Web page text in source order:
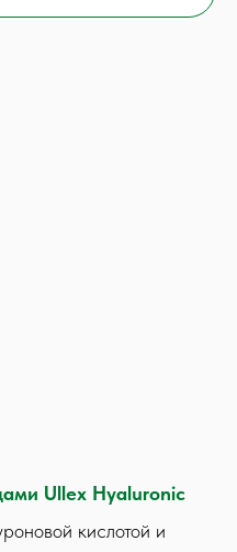
Ullex Hyaluronic
кислотой и